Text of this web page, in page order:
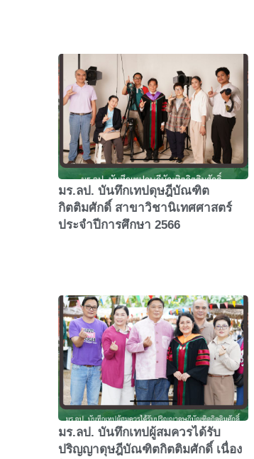
มร.ลป. บันทึกเทปดุษฎีบัณฑิต
กิตติมศักดิ์ สาขาวิชานิเทศศาสตร์
ประจำปีการศึกษา 2566
มร.ลป. บันทึกเทปผู้สมควรได้รับ
ปริญญาดุษฎีบัณฑิตกิตติมศักดิ์ เนื่อง